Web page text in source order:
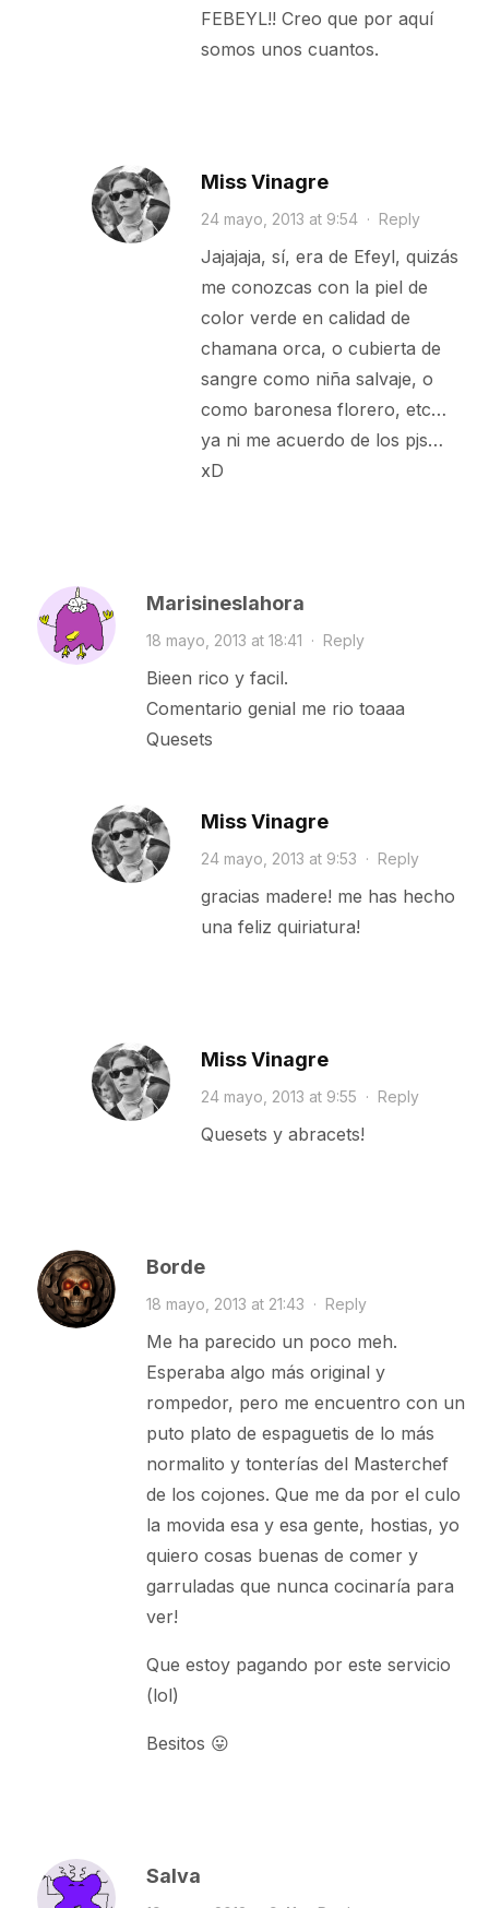
FEBEYL!! Creo que por aquí
somos unos cuantos.
Miss Vinagre
24 mayo, 2013 at 9:54· Reply
Jajajaja, sí, era de Efeyl, quizás
me conozcas con la piel de
color verde en calidad de
chamana orca, o cubierta de
sangre como niña salvaje, o
como baronesa florero, etc…
ya ni me acuerdo de los pjs…
xD
Marisineslahora
18 mayo, 2013 at 18:41 · Reply
Bieen rico y facil.
Comentario genial me rio toaaa
Quesets
Miss Vinagre
24 mayo, 2013 at 9:53 · Reply
gracias madere! me has hecho
una feliz quiriatura!
Miss Vinagre
24 mayo, 2013 at 9:55 · Reply
Quesets y abracets!
Borde
18 mayo, 2013 at 21:43 · Reply
Me ha parecido un poco meh.
Esperaba algo más original y
rompedor, pero me encuentro con un
puto plato de espaguetis de lo más
normalito y tonterías del Masterchef
de los cojones. Que me da por el culo
la movida esa y esa gente, hostias, yo
quiero cosas buenas de comer y
garruladas que nunca cocinaría para
ver!
Que estoy pagando por este servicio
(lol)
Besitos 😛
Salva